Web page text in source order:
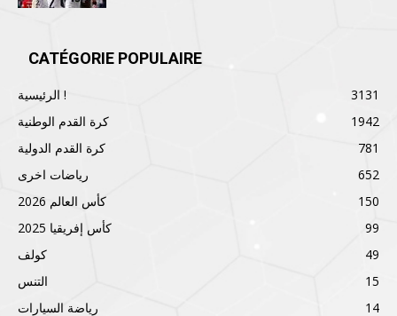
CATÉGORIE POPULAIRE
الرئيسية !
3131
كرة القدم الوطنية
1942
كرة القدم الدولية
781
رياضات اخرى
652
كأس العالم 2026
150
كأس إفريقيا 2025
99
كولف
49
التنس
15
رياضة السيارات
14